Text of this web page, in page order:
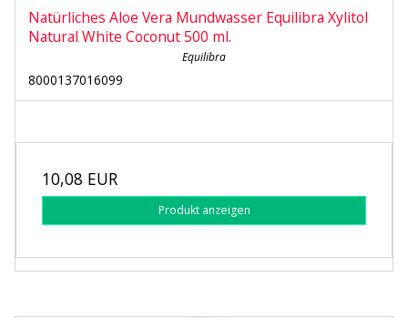
Natürliches Aloe Vera Mundwasser Equilibra Xylitol
Natural White Coconut 500 ml.
Equilibra
8000137016099
10,08 EUR
Produkt anzeigen